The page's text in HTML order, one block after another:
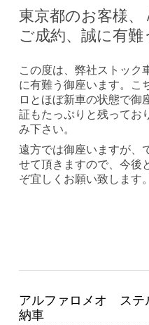
東京都のお客様
ご成約、誠に有難
この度は、弊社ストック
に有難う御座います。こ
ロとほぼ新車の状態で御
証もたっぷりと残ってお
み下さい。
遠方では御座いますが、
せて頂きますので、今後
ぞ宜しくお願い致します
アルファロメオ ス
納車